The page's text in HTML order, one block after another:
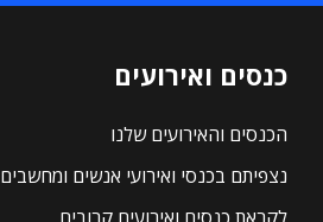
כנסים ואירועים
הכנסים והאירועים שלנו
נצפיתם בכנסי ואירועי אנשים ומחשבים